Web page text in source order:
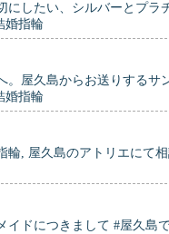
にしたい、シルバーとプラ
婚指輪
。屋久島からお送りするサ
婚指輪
輪, 屋久島のアトリエにて
イドにつきまして #屋久島